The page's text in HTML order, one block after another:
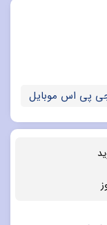
جی پی اس موبایل